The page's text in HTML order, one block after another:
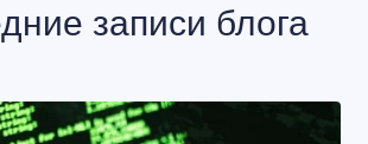
записи блога